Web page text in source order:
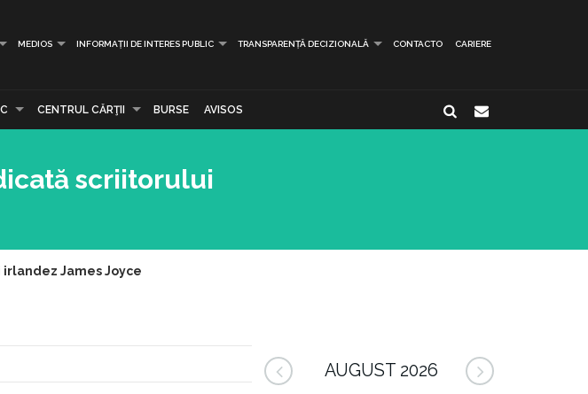
MEDIOS INFORMAȚII DE INTERES PUBLIC TRANSPARENȚĂ DECIZIONALĂ CONTACTO CARIERE
CENTRUL CĂRŢII BURSE AVISOS
scriitorului
James Joyce
AUGUST 2026